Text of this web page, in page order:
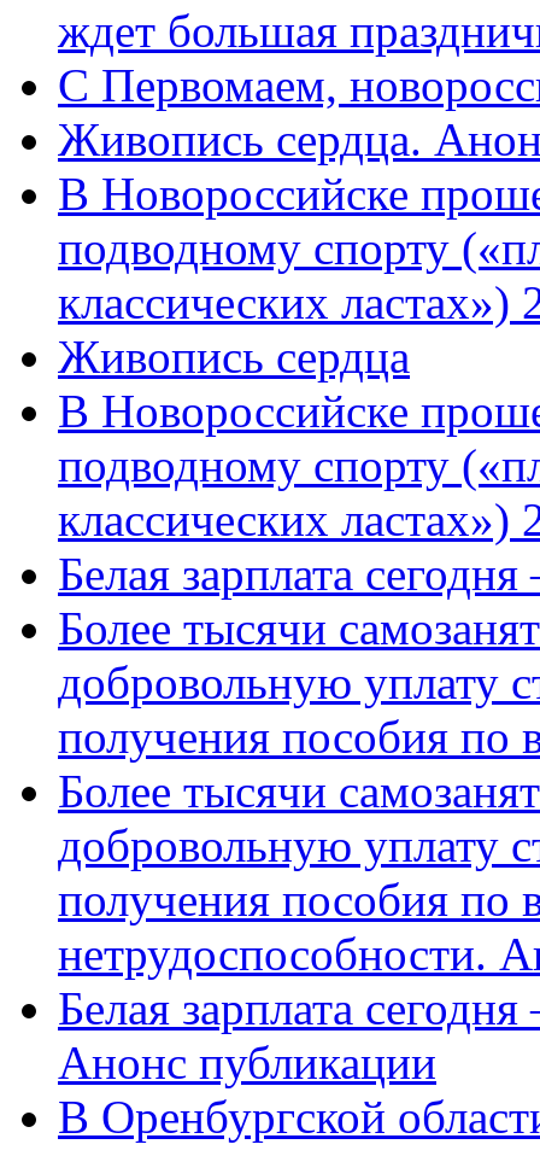
ждет большая
C Первомаем,
Живопись сердца.
В Новороссийске
подводному спорту
классических
Живопись сердца
В Новороссийске
подводному спорту
классических ластах»)
Белая зарплата
Более тысячи
добровольную уплату
получения пособия по
Более тысячи
добровольную уплату
получения пособия по
нетрудоспособности.
Белая зарплата
Анонс публикации
В Оренбургской